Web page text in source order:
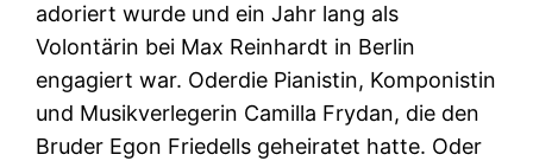
adoriert wurde und ein Jahr lang als
Volontärin bei Max Reinhardt in Berlin
engagiert war. Oderdie Pianistin, Komponistin
und Musikverlegerin Camilla Frydan, die den
Bruder Egon Friedells geheiratet hatte. Oder